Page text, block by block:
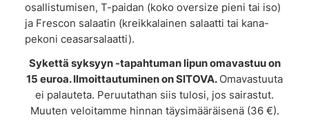
osallistumisen, T-paidan (koko oversize pieni tai iso)
ja Frescon salaatin (kreikkalainen salaatti tai kana-
pekoni ceasarsalaatti).
Sykettä syksyyn -tapahtuman lipun omavastuu on
15 euroa. Ilmoittautuminen on SITOVA. Omavastuuta
ei palauteta. Peruutathan siis tulosi, jos sairastut.
Muuten veloitamme hinnan täysimääräisenä (36 €).